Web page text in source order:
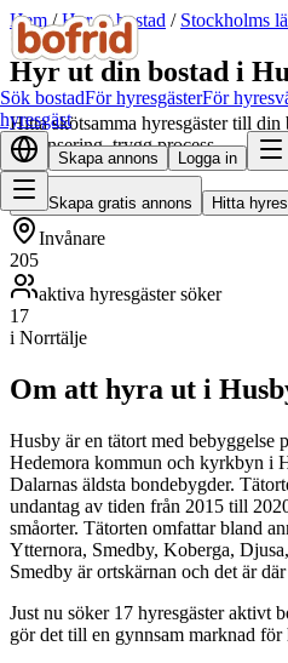
Sök bostadFör hyresgästerFör
hyresgäst
Skapa annons Logga in
Hem/Hyr ut bostad / Stockholms
Hyr ut din bostad i
Hitta skötsamma hyresgäster till
annonsering, trygg process.
Skapa gratis annons Hitta
Invånare
205
aktiva hyresgäster söker
17
i Norrtälje
Om att hyra ut i
Husby är en tätort med bebyggelse
Hedemora kommun och kyrkbyn i
Dalarnas äldsta bondebygder.
undantag av tiden från 2015 till
småorter. Tätorten omfattar bland
Ytternora, Smedby, Koberga,
Smedby är ortskärnan och det är
Just nu söker 17 hyresgäster aktivt
gör det till en gynnsam marknad för